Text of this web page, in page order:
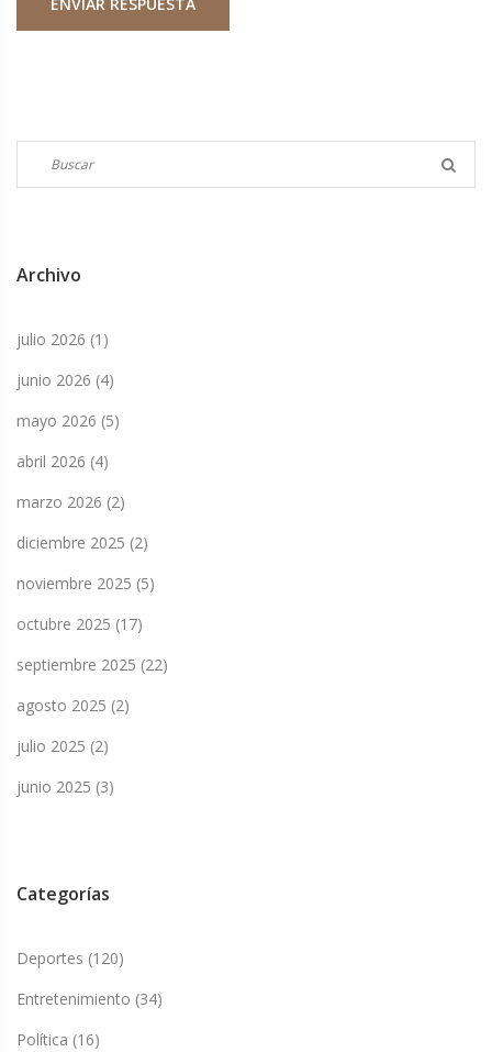
Archivo
julio 2026 (1)
junio 2026 (4)
mayo 2026 (5)
abril 2026 (4)
marzo 2026 (2)
diciembre 2025 (2)
noviembre 2025 (5)
octubre 2025 (17)
septiembre 2025 (22)
agosto 2025 (2)
julio 2025 (2)
junio 2025 (3)
Categorías
Deportes (120)
Entretenimiento (34)
Política (16)